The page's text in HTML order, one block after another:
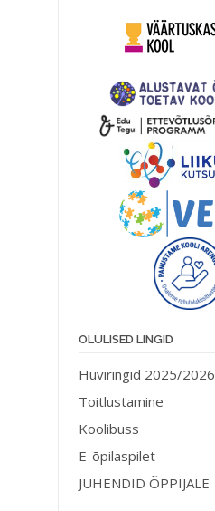
OLULISED LINGID
Huviringid 2025/2026
Toitlustamine
Koolibuss
E-õpilaspilet
JUHENDID ÕPPIJALE